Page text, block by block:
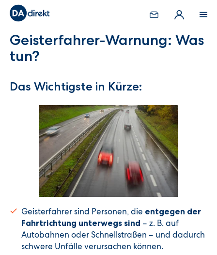
Geisterfahrer-Warnung: Was
tun?
Das Wichtigste in Kürze:
Geisterfahrer sind Personen, die entgegen der
Fahrtrichtung unterwegs sind – z. B. auf
Autobahnen oder Schnellstraßen – und dadurch
schwere Unfälle verursachen können.